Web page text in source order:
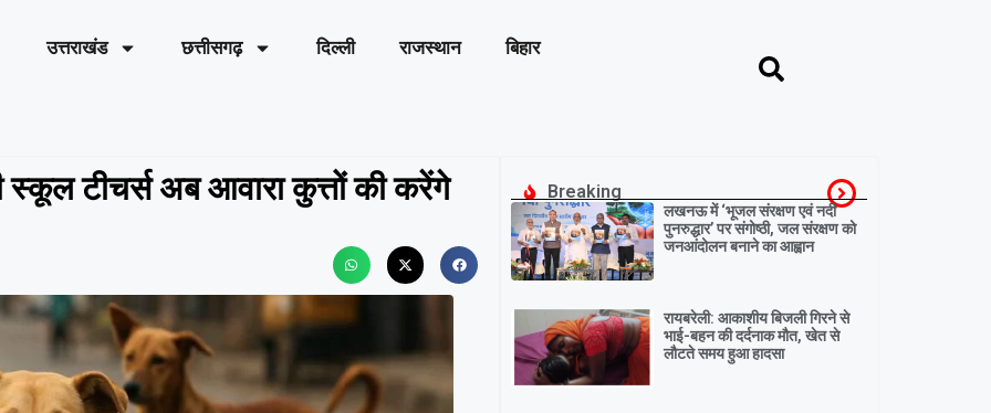
उत्तराखंड छत्तीसगढ़ दिल्ली राजस्थान बिहार
स्कूल टीचर्स अब आवारा कुत्तों की करेंगे Breaking
लखनऊ में ‘भूजल संरक्षण एवं नदी
पुनरुद्धार’ पर संगोष्ठी, जल संरक्षण को
जनआंदोलन बनाने का आह्वान
रायबरेली: आकाशीय बिजली गिरने से
भाई-बहन की दर्दनाक मौत, खेत से
लौटते समय हुआ हादसा